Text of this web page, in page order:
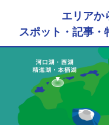
エリアか
スポット・記事・